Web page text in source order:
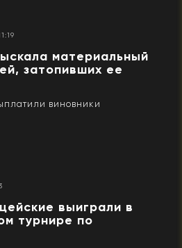
материальный
затопивших ее
виновники
выиграли в
турнире по